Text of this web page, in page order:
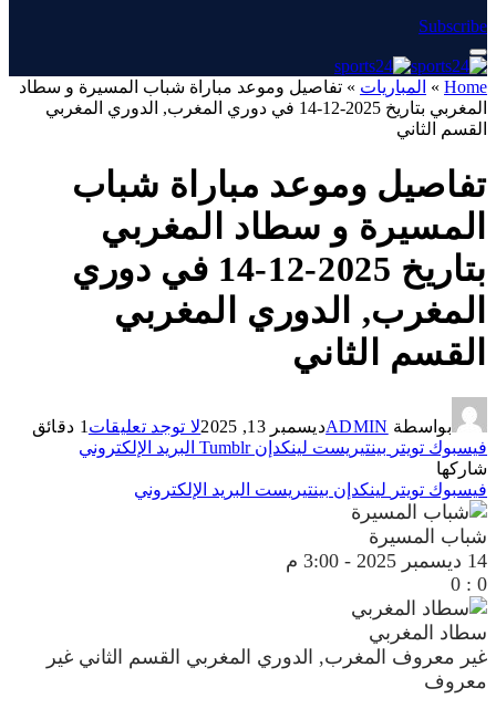
Subscribe
Home
» المباريات » تفاصيل وموعد مباراة شباب المسيرة و سطاد
المغربي بتاريخ 2025-12-14 في دوري المغرب, الدوري المغربي
القسم الثاني
تفاصيل وموعد مباراة شباب
المسيرة و سطاد المغربي
بتاريخ 2025-12-14 في دوري
المغرب, الدوري المغربي
القسم الثاني
بواسطة ADMINديسمبر 13, 2025 لا توجد تعليقات 1 دقائق
فيسبوك تويتر بينتيريست لينكدإن Tumblr البريد الإلكتروني
شاركها
فيسبوك تويتر لينكدإن بينتيريست البريد الإلكتروني
شباب المسيرة
14 ديسمبر 2025
- 3:00 م
0
:
0
سطاد المغربي
غير معروف المغرب, الدوري المغربي القسم الثاني غير
معروف